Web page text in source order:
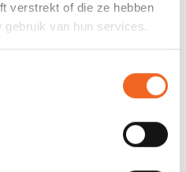
verstrekt of die ze hebben
van hun services.
TOEVOEGEN
PRODUCTEN